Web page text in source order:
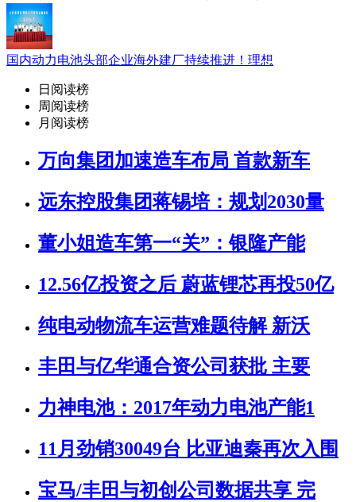
国内动力电池头部企业海外建厂持续推进！理想
日阅读榜
周阅读榜
月阅读榜
万向集团加速造车布局 首款新车
远东控股集团蒋锡培：规划2030量
董小姐造车第一“关”：银隆产能
12.56亿投资之后 蔚蓝锂芯再投50亿
纯电动物流车运营难题待解 新沃
丰田与亿华通合资公司获批 主要
力神电池：2017年动力电池产能1
11月劲销30049台 比亚迪秦再次入围
宝马/丰田与初创公司数据共享 完